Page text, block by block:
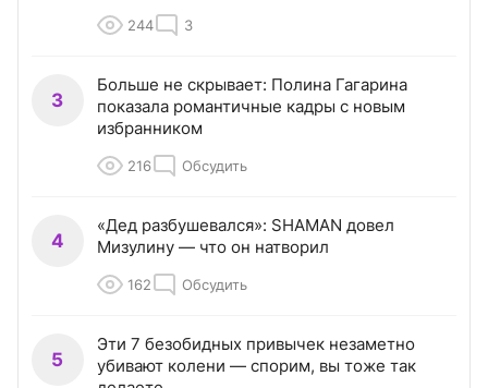
244 3
3
Больше не скрывает: Полина Гагарина
показала романтичные кадры с новым
избранником
216 Обсудить
4
«Дед разбушевался»: SHAMAN довел
Мизулину — что он натворил
162 Обсудить
5
Эти 7 безобидных привычек незаметно
убивают колени — спорим, вы тоже так